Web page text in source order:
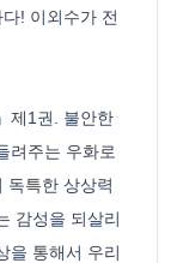
! 이외수가 전
제1권. 불안한
려주는 우화로
독특한 상상력
감성을 되살리
을 통해서 우리